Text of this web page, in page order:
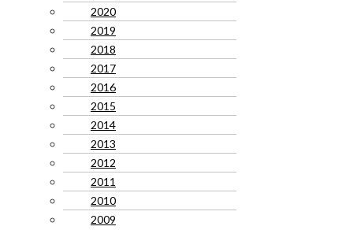
2020
2019
2018
2017
2016
2015
2014
2013
2012
2011
2010
2009